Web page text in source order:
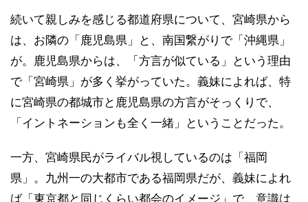
続いて親しみを感じる都道府県について、宮崎県から
は、お隣の「鹿児島県」と、南国繋がりで「沖縄県」
が。鹿児島県からは、「方言が似ている」という理由
で「宮崎県」が多く挙がっていた。義妹によれば、特
に宮崎県の都城市と鹿児島県の方言がそっくりで、
「イントネーションも全く一緒」ということだった。
一方、宮崎県民がライバル視しているのは「福岡
県」。九州一の大都市である福岡県だが、義妹によれ
ば「東京都と同じくらい都会のイメージ」で、意識は